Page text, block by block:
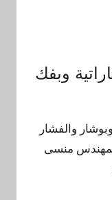
وبفك
والفشار
905 ماركة المهندس منسى